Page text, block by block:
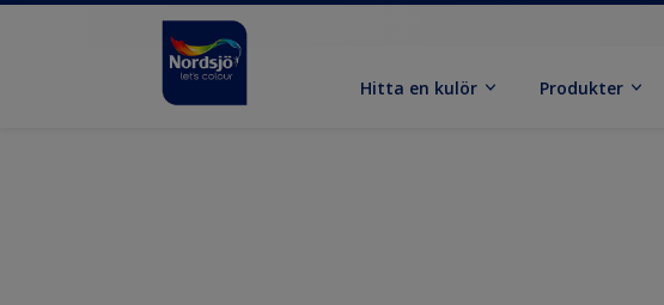
Hitta en kulör Produkter